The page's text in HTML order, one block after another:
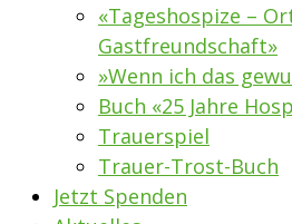
«Tageshospize –
Gastfreundschaft»
»Wenn ich das
Buch «25 Jahre
Trauerspiel
Trauer-Trost-Buch
Jetzt Spenden